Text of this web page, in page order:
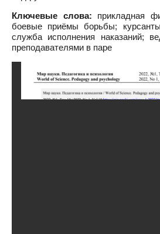
Ключевые слова: прикладная
боевые приёмы борьбы;
служба исполнения наказаний;
преподавателями в паре